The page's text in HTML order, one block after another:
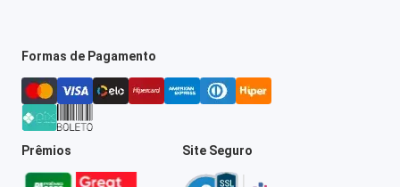
Formas de Pagamento
Prêmios Site Seguro